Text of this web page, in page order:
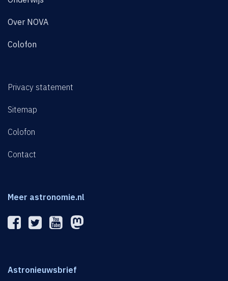
Over NOVA
Colofon
Privacy statement
Sitemap
Colofon
Contact
Meer astronomie.nl
Astronieuwsbrief